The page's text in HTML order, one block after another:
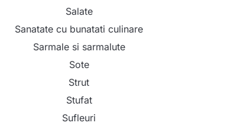
Salate
Sanatate cu bunatati culinare
Sarmale si sarmalute
Sote
Strut
Stufat
Sufleuri